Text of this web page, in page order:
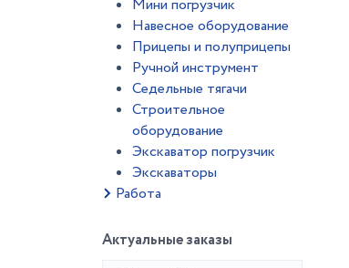
Мини погрузчик
Навесное оборудование
Прицепы и полуприцепы
Ручной инструмент
Седельные тягачи
Строительное
оборудование
Экскаватор погрузчик
Экскаваторы
Работа
Актуальные заказы